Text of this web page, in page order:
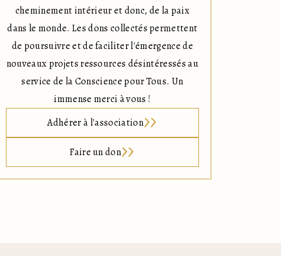
cheminement intérieur et donc, de la paix
dans le monde. Les dons collectés permettent
de poursuivre et de faciliter l'émergence de
nouveaux projets ressources désintéressés au
service de la Conscience pour Tous. Un
immense merci à vous !
Adhérer à l'association
Faire un don